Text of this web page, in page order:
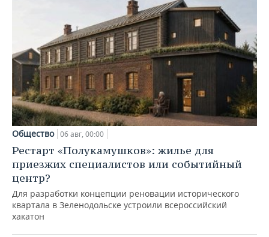
Общество 06 авг, 00:00
Рестарт «Полукамушков»: жилье для
приезжих специалистов или событийный
центр?
Для разработки концепции реновации исторического
квартала в Зеленодольске устроили всероссийский
хакатон